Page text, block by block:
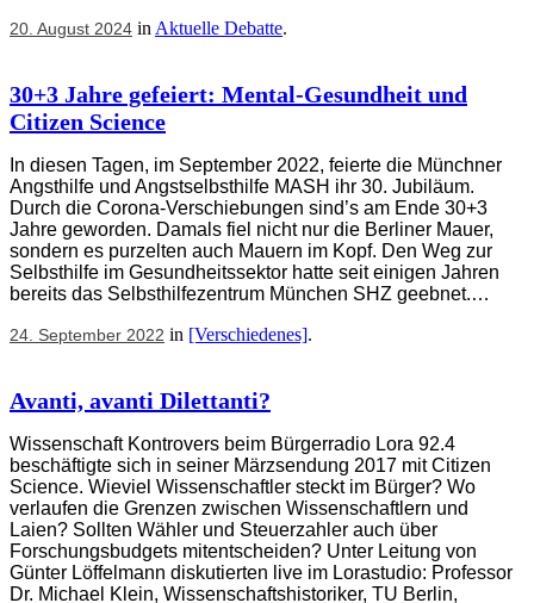
20. August 2024 in Aktuelle Debatte.
30+3 Jahre gefeiert: Mental-Gesundheit und
Citizen Science
In diesen Tagen, im September 2022, feierte die Münchner
Angsthilfe und Angstselbsthilfe MASH ihr 30. Jubiläum.
Durch die Corona-Verschiebungen sind’s am Ende 30+3
Jahre geworden. Damals fiel nicht nur die Berliner Mauer,
sondern es purzelten auch Mauern im Kopf. Den Weg zur
Selbsthilfe im Gesundheitssektor hatte seit einigen Jahren
bereits das Selbsthilfezentrum München SHZ geebnet.…
24. September 2022 in [Verschiedenes].
Avanti, avanti Dilettanti?
Wissenschaft Kontrovers beim Bürgerradio Lora 92.4
beschäftigte sich in seiner Märzsendung 2017 mit Citizen
Science. Wieviel Wissenschaftler steckt im Bürger? Wo
verlaufen die Grenzen zwischen Wissenschaftlern und
Laien? Sollten Wähler und Steuerzahler auch über
Forschungsbudgets mitentscheiden? Unter Leitung von
Günter Löffelmann diskutierten live im Lorastudio: Professor
Dr. Michael Klein, Wissenschaftshistoriker, TU Berlin,